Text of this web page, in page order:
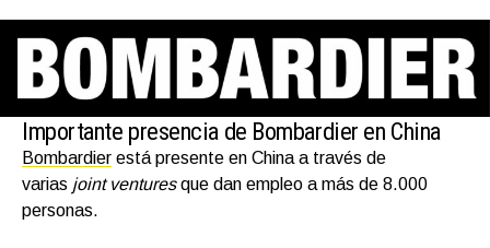
Importante presencia de Bombardier en China
Bombardier está presente en China a través de
varias joint venturesque dan empleo a más de 8.000
personas.